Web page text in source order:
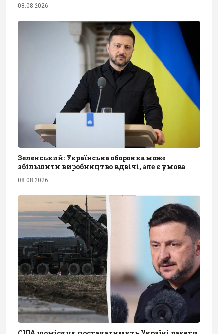
08.08.2026
Зеленський: Українська оборонка може
збільшити виробництво вдвічі, але є умова
08.08.2026